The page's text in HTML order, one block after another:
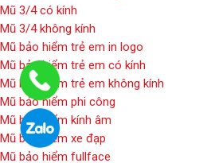
Mũ 3/4 có kính
Mũ 3/4 không kính
Mũ bảo hiểm trẻ em in logo
Mũ bảo hiểm trẻ em có kính
Mũ bảo hiểm trẻ em không kính
Mũ bảo hiểm phi công
Mũ bảo hiểm kính âm
Mũ bảo hiểm xe đạp
Mũ bảo hiểm fullface